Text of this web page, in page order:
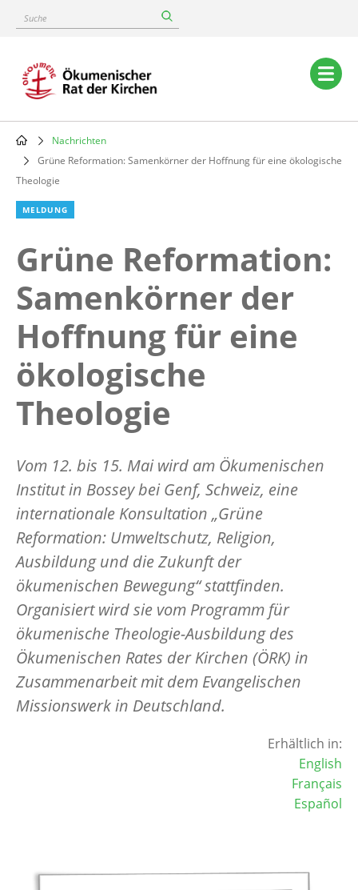
content
Suche
Main
navigation
Breadcrumb
Nachrichten
Grüne Reformation: Samenkörner der Hoffnung für eine ökologische
Theologie
MELDUNG
Grüne Reformation:
Samenkörner der
Hoffnung für eine
ökologische
Theologie
Vom 12. bis 15. Mai wird am Ökumenischen
Institut in Bossey bei Genf, Schweiz, eine
internationale Konsultation „Grüne
Reformation: Umweltschutz, Religion,
Ausbildung und die Zukunft der
ökumenischen Bewegung“ stattfinden.
Organisiert wird sie vom Programm für
ökumenische Theologie-Ausbildung des
Ökumenischen Rates der Kirchen (ÖRK) in
Zusammenarbeit mit dem Evangelischen
Missionswerk in Deutschland.
Erhältlich in:
English
Français
Español